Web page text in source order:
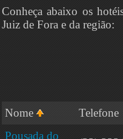
Conheça abaixo os
Juiz de Fora e da região:
Nome Telefone
Pousada do